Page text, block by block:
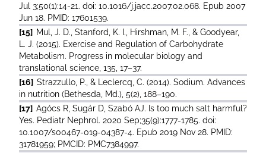
Jul 3;50(1):14-21. doi: 10.1016/j.jacc.2007.02.068. Epub 2007
Jun 18. PMID: 17601539.
[15] Mul, J. D., Stanford, K. I., Hirshman, M. F., & Goodyear,
L. J. (2015). Exercise and Regulation of Carbohydrate
Metabolism. Progress in molecular biology and
translational science, 135, 17–37.
[16] Strazzullo, P., & Leclercq, C. (2014). Sodium. Advances
in nutrition (Bethesda, Md.), 5(2), 188–190.
[17] Agócs R, Sugár D, Szabó AJ. Is too much salt harmful?
Yes. Pediatr Nephrol. 2020 Sep;35(9):1777-1785. doi:
10.1007/s00467-019-04387-4. Epub 2019 Nov 28. PMID:
31781959; PMCID: PMC7384997.